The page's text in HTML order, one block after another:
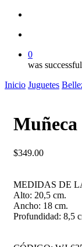
0
was
Inicio Juguetes
$349.00
MEDIDAS DE
Alto: 20,5 cm.
Ancho: 18 cm.
Profundidad: 8,5